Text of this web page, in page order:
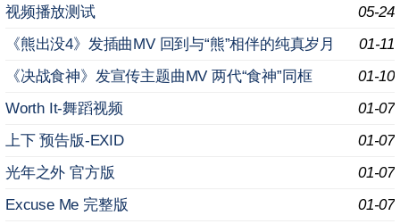
05-24
视频播放测试
01-11
《熊出没4》发插曲MV 回到与“熊”相伴的纯真岁月
01-10
《决战食神》发宣传主题曲MV 两代“食神”同框
01-07
Worth It-舞蹈视频
01-07
上下 预告版-EXID
01-07
光年之外 官方版
01-07
Excuse Me 完整版